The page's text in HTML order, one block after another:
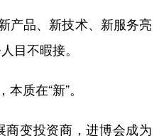
河北
上海 江苏
品、新技术、新服务亮
目不暇接。
质在“新”。
变投资商，进博会成为